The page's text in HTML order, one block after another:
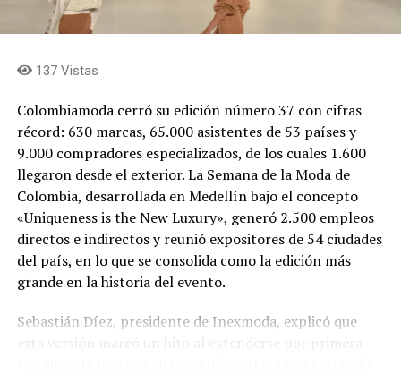
red de 12 líneas comerciales integrada por trenes,
tranvía, cables aéreos y buses tipo BRT, que en conjunto
emisión de estos bonos reafirma la confianza del
empresa y en su liderazgo como referente de movilidad
sostenible en América Latina.
Comparte el artículo:
Me gusta esto:
137 Vistas
Colombiamoda cerró su edición número 37 con cifras
récord: 630 marcas, 65.000 asistentes de 53 países y
9.000 compradores especializados, de los cuales 1.600
llegaron desde el exterior. La Semana de la Moda de
Colombia, desarrollada en Medellín bajo el concepto
«Uniqueness is the New Luxury», generó 2.500 empleos
directos e indirectos y reunió expositores de 54 ciudades
del país, en lo que se consolida como la edición más
grande en la historia del evento.
Sebastián Díez, presidente de Inexmoda, explicó que